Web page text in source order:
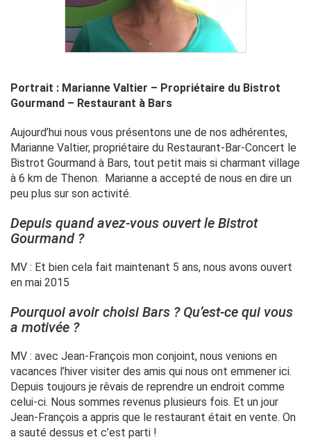
Portrait : Marianne Valtier – Propriétaire du Bistrot
Gourmand – Restaurant à Bars
Aujourd’hui nous vous présentons une de nos adhérentes,
Marianne Valtier, propriétaire du Restaurant-Bar-Concert le
Bistrot Gourmand à Bars, tout petit mais si charmant village
à 6 km de Thenon. Marianne a accepté de nous en dire un
peu plus sur son activité.
Depuis quand avez-vous ouvert le Bistrot
Gourmand ?
MV : Et bien cela fait maintenant 5 ans, nous avons ouvert
en mai 2015
Pourquoi avoir choisi Bars ? Qu’est-ce qui vous
a motivée ?
MV : avec Jean-François mon conjoint, nous venions en
vacances l’hiver visiter des amis qui nous ont emmener ici.
Depuis toujours je rêvais de reprendre un endroit comme
celui-ci. Nous sommes revenus plusieurs fois. Et un jour
Jean-François a appris que le restaurant était en vente. On
a sauté dessus et c’est parti !